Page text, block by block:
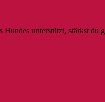
unterstützt, stärkst du